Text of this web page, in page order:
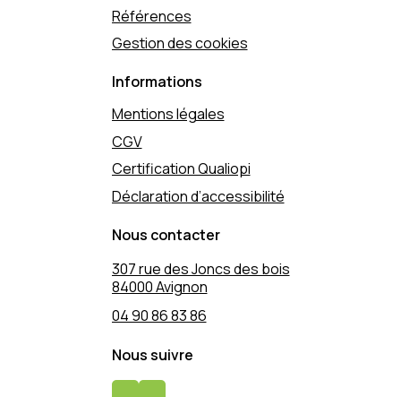
Références
Gestion des cookies
Informations
Mentions légales
CGV
Certification Qualiopi
Déclaration d’accessibilité
Nous contacter
307 rue des Joncs des bois
84000 Avignon
04 90 86 83 86
Nous suivre